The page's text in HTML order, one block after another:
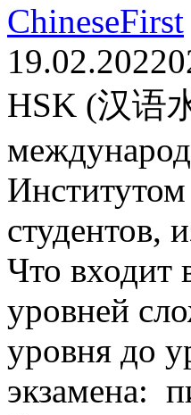
ChineseFirst
19.02.2022
HSK (汉语
студентов,
Что входит
уровней
уровня до
экзамена: